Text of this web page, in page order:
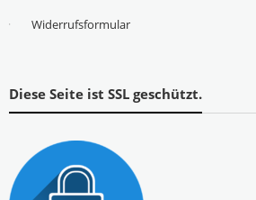
Widerrufsformular
Diese Seite ist SSL geschützt.